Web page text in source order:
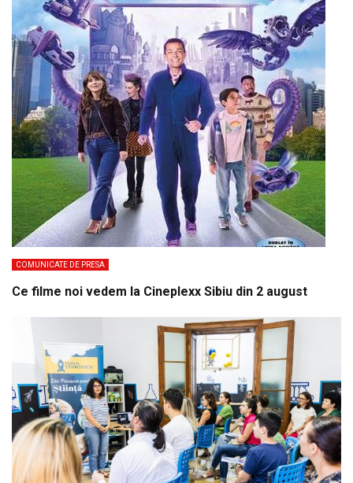
COMUNICATE DE PRESA
Ce filme noi vedem la Cineplexx Sibiu din 2 august